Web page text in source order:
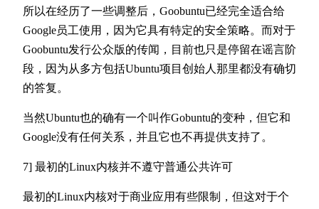
所以在经历了一些调整后，Goobuntu已经完全适合给
Google员工使用，因为它具有特定的安全策略。而对于
Goobuntu发行公众版的传闻，目前也只是停留在谣言阶
段，因为从多方包括Ubuntu项目创始人那里都没有确切
的答复。
当然Ubuntu也的确有一个叫作Gobuntu的变种，但它和
Google没有任何关系，并且它也不再提供支持了。
7] 最初的Linux内核并不遵守普通公共许可
最初的Linux内核对于商业应用有些限制，但这对于个